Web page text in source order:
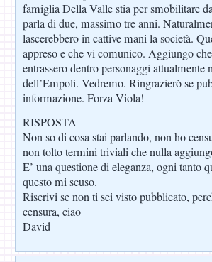
famiglia Della Valle stia per smobilitare
parla di due, massimo tre anni.
lascerebbero in cattive mani la società.
appreso e che vi comunico. Aggiungo
entrassero dentro personaggi attualmente
dell’Empoli. Vedremo. Ringrazierò se
informazione. Forza Viola!
RISPOSTA
Non so di cosa stai parlando, non ho
non tolto termini triviali che nulla
E’ una questione di eleganza, ogni tanto
questo mi scuso.
Riscrivi se non ti sei visto pubblicato,
censura, ciao
David